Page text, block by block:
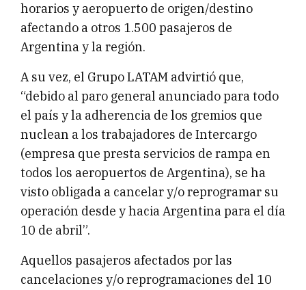
horarios y aeropuerto de origen/destino
afectando a otros 1.500 pasajeros de
Argentina y la región.
A su vez, el Grupo LATAM advirtió que,
“debido al paro general anunciado para todo
el país y la adherencia de los gremios que
nuclean a los trabajadores de Intercargo
(empresa que presta servicios de rampa en
todos los aeropuertos de Argentina), se ha
visto obligada a cancelar y/o reprogramar su
operación desde y hacia Argentina para el día
10 de abril”.
Aquellos pasajeros afectados por las
cancelaciones y/o reprogramaciones del 10